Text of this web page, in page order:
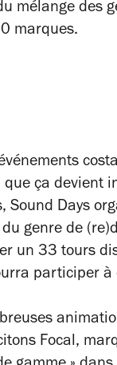
mélange des
marques.
que ça
Sound Days
genre de
un 33 tours
participer à
Focal,